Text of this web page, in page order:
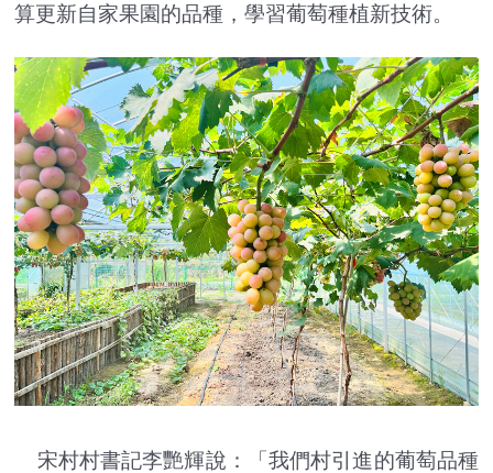
算更新自家果園的品種，學習葡萄種植新技術。
宋村村書記李艷輝說：「我們村引進的葡萄品種